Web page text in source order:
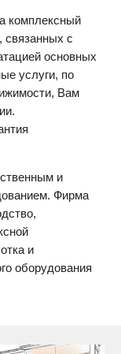
комплексный
связанных с
основных
услуги, по
Вам
и
Фирма
и
оборудования